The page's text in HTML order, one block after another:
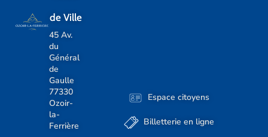
de Ville
45 Av.
du
Général
de
Gaulle
77330
Ozoir-
la-
Ferrière
Espace citoyens
Billetterie en ligne